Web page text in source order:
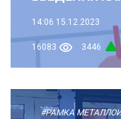
14:06 15.12.2023
16083 3446
#РАМКА